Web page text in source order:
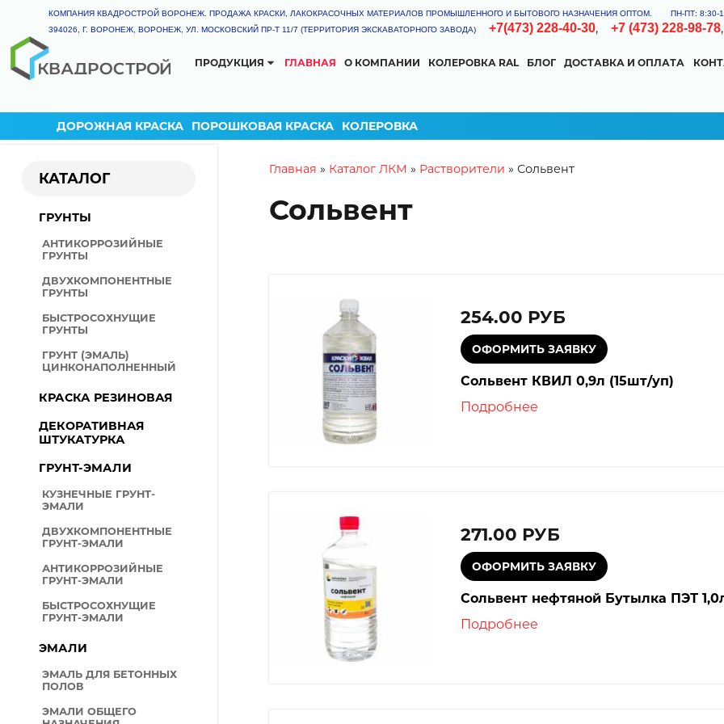
КОМПАНИЯ КВАДРОСТРОЙ ВОРОНЕЖ. ПРОДАЖА КРАСКИ, ЛАКОКРАСОЧНЫХ МАТЕРИАЛОВ ПРОМЫШЛЕННОГО И БЫТОВОГО НАЗНАЧЕНИЯ ОПТОМ.
ПН-ПТ:
394026, Г. ВОРОНЕЖ, ВОРОНЕЖ, УЛ. МОСКОВСКИЙ ПР-Т 11/7 (ТЕРРИТОРИЯ ЭКСКАВАТОРНОГО ЗАВОДА)
+7(473) 228-40-30, +7 (473) 228-98-78
ПРОДУКЦИЯ
ГРУНТЫ
ДЕКОРАТИВНАЯ ШТУКАТУРКА
ГРУНТ-ЭМАЛИ
КРАСКА ДЛЯ ДОРОЖНОЙ
ОГНЕЗАЩИТНЫЕ ЛКМ
ВОДНО-ДИСПЕРСИОННЫЕ
ДЕРЕВОЗАЩИТНЫЕ СРЕДСТВА
СРЕДСТВА ИНДИВИДУАЛЬНОЙ
ГЛАВНАЯ О КОМПАНИИ КОЛЕРОВКА RAL БЛОГ ДОСТАВКА И ОПЛАТА
ДОРОЖНАЯ КРАСКА ПОРОШКОВАЯ КРАСКА КОЛЕРОВКА
КАТАЛОГ
ГРУНТЫ
АНТИКОРРОЗИЙНЫЕ
ГРУНТЫ
ДВУХКОМПОНЕНТНЫЕ
ГРУНТЫ
БЫСТРОСОХНУЩИЕ
ГРУНТЫ
ГРУНТ (ЭМАЛЬ)
ЦИНКОНАПОЛНЕННЫЙ
КРАСКА РЕЗИНОВАЯ
ДЕКОРАТИВНАЯ
ШТУКАТУРКА
ГРУНТ-ЭМАЛИ
КУЗНЕЧНЫЕ ГРУНТ-
ЭМАЛИ
ДВУХКОМПОНЕНТНЫЕ
ГРУНТ-ЭМАЛИ
АНТИКОРРОЗИЙНЫЕ
ГРУНТ-ЭМАЛИ
БЫСТРОСОХНУЩИЕ
ГРУНТ-ЭМАЛИ
ЭМАЛИ
ЭМАЛЬ ДЛЯ БЕТОННЫХ
ПОЛОВ
ЭМАЛИ ОБЩЕГО
You are here
Главная » Каталог ЛКМ » Растворители » Сольвент
Сольвент
254.00 РУБ
Сольвент КВИЛ 0,9л (15шт/уп)
Подробнее
271.00 РУБ
Сольвент нефтяной Бутылка ПЭТ
Подробнее